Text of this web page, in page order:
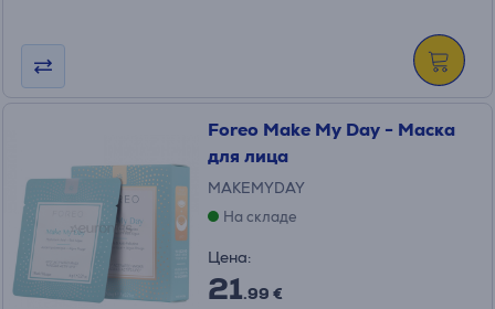
Foreo Make My Day - Маска
для лица
MAKEMYDAY
На складе
Цена:
21.99 €